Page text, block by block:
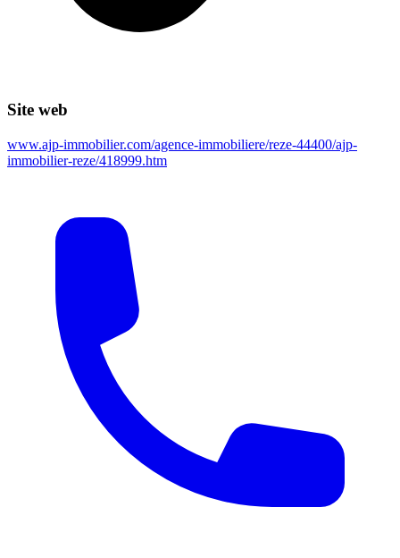
Site web
www.ajp-immobilier.com/agence-immobiliere/reze-44400/ajp-
immobilier-reze/418999.htm